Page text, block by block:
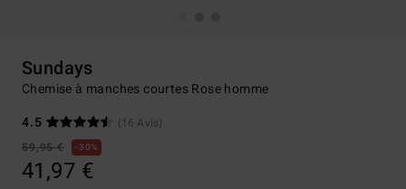
Sundays
Chemise à manches courtes Rose homme
4.5
(16 Avis)
59,95 €
30%
41,97 €